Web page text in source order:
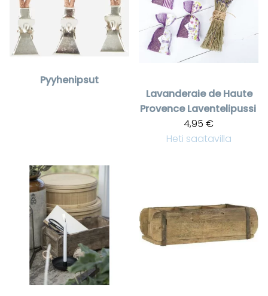
Pyyhenipsut
Lavanderaie de Haute
Provence Laventelipussi
4,95 €
Heti saatavilla